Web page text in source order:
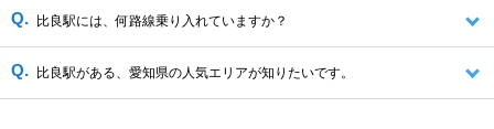
比良駅には、何路線乗り入れていますか？
比良駅がある、愛知県の人気エリアが知りたいです。